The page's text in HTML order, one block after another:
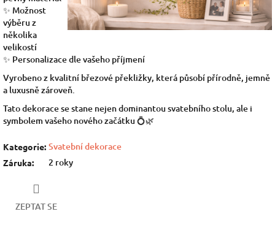
✨ Možnost
výběru z
několika
velikostí
✨ Personalizace dle vašeho příjmení
Vyrobeno z kvalitní březové překližky, která působí přírodně, jemně
a luxusně zároveň.
Tato dekorace se stane nejen dominantou svatebního stolu, ale i
symbolem vašeho nového začátku 💍🌿
Kategorie: Svatební dekorace
Záruka: 2 roky
ZEPTAT SE